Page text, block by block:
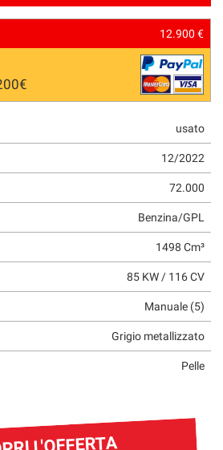
12.900 €
usato
12/2022
72.000
Benzina/GPL
1498 Cm³
85 KW / 116 CV
Manuale (5)
Grigio metallizzato
Pelle